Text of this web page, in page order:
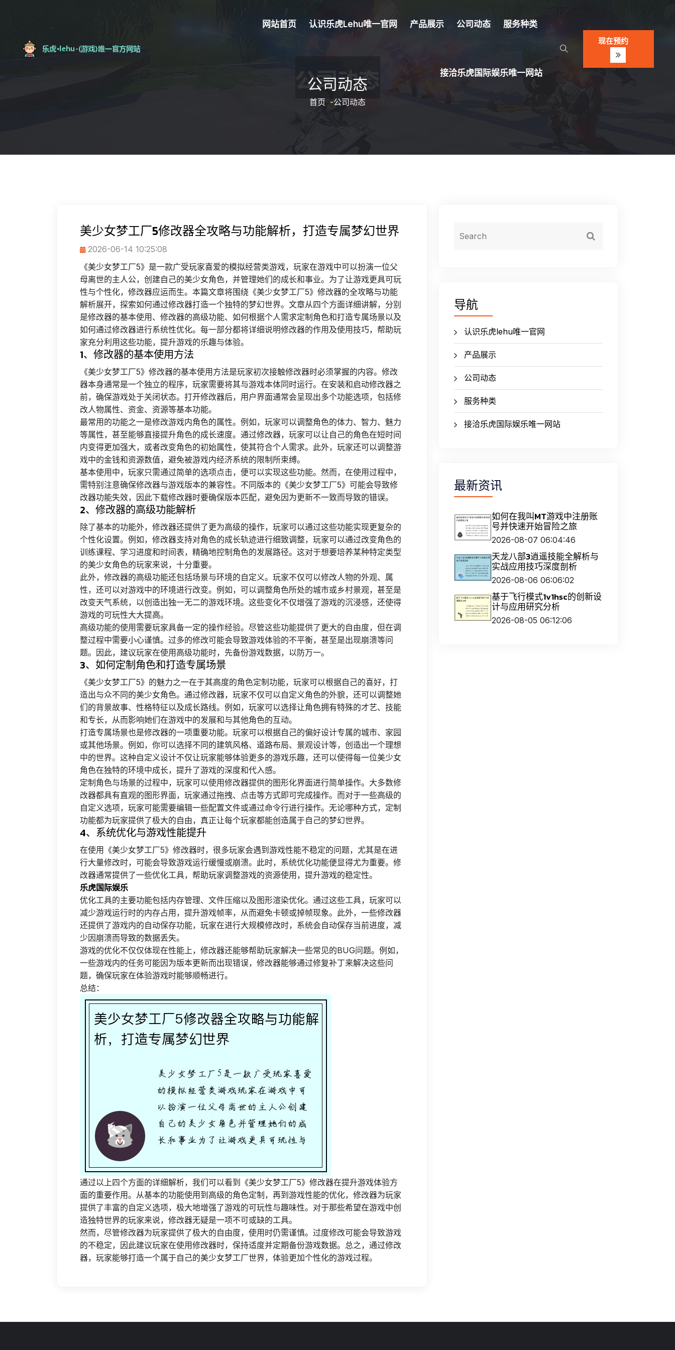
网站首页 认识乐虎lehu唯一官网 产品展示 公司动态 服务种类
接洽乐虎国际娱乐唯一网站
现在预约
公司动态
首页 -公司动态
美少女梦工厂5修改器全攻略与功能解析，打造专属梦幻世界
2026-06-14 10:25:08
《美少女梦工厂5》是一款广受玩家喜爱的模拟经营类游戏，玩家在游戏中可以扮演一位父
母离世的主人公，创建自己的美少女角色，并管理她们的成长和事业。为了让游戏更具可玩
性与个性化，修改器应运而生。本篇文章将围绕《美少女梦工厂5》修改器的全攻略与功能
解析展开，探索如何通过修改器打造一个独特的梦幻世界。文章从四个方面详细讲解，分别
是修改器的基本使用、修改器的高级功能、如何根据个人需求定制角色和打造专属场景以及
如何通过修改器进行系统性优化。每一部分都将详细说明修改器的作用及使用技巧，帮助玩
家充分利用这些功能，提升游戏的乐趣与体验。
1、修改器的基本使用方法
《美少女梦工厂5》修改器的基本使用方法是玩家初次接触修改器时必须掌握的内容。修改
器本身通常是一个独立的程序，玩家需要将其与游戏本体同时运行。在安装和启动修改器之
前，确保游戏处于关闭状态。打开修改器后，用户界面通常会呈现出多个功能选项，包括修
改人物属性、资金、资源等基本功能。
最常用的功能之一是修改游戏内角色的属性。例如，玩家可以调整角色的体力、智力、魅力
等属性，甚至能够直接提升角色的成长速度。通过修改器，玩家可以让自己的角色在短时间
内变得更加强大，或者改变角色的初始属性，使其符合个人需求。此外，玩家还可以调整游
戏中的金钱和资源数值，避免被游戏内经济系统的限制所束缚。
基本使用中，玩家只需通过简单的选项点击，便可以实现这些功能。然而，在使用过程中，
需特别注意确保修改器与游戏版本的兼容性。不同版本的《美少女梦工厂5》可能会导致修
改器功能失效，因此下载修改器时要确保版本匹配，避免因为更新不一致而导致的错误。
2、修改器的高级功能解析
除了基本的功能外，修改器还提供了更为高级的操作，玩家可以通过这些功能实现更复杂的
个性化设置。例如，修改器支持对角色的成长轨迹进行细致调整，玩家可以通过改变角色的
训练课程、学习进度和时间表，精确地控制角色的发展路径。这对于想要培养某种特定类型
的美少女角色的玩家来说，十分重要。
此外，修改器的高级功能还包括场景与环境的自定义。玩家不仅可以修改人物的外观、属
性，还可以对游戏中的环境进行改变。例如，可以调整角色所处的城市或乡村景观，甚至是
改变天气系统，以创造出独一无二的游戏环境。这些变化不仅增强了游戏的沉浸感，还使得
游戏的可玩性大大提高。
高级功能的使用需要玩家具备一定的操作经验。尽管这些功能提供了更大的自由度，但在调
整过程中需要小心谨慎。过多的修改可能会导致游戏体验的不平衡，甚至是出现崩溃等问
题。因此，建议玩家在使用高级功能时，先备份游戏数据，以防万一。
3、如何定制角色和打造专属场景
《美少女梦工厂5》的魅力之一在于其高度的角色定制功能，玩家可以根据自己的喜好，打
造出与众不同的美少女角色。通过修改器，玩家不仅可以自定义角色的外貌，还可以调整她
们的背景故事、性格特征以及成长路线。例如，玩家可以选择让角色拥有特殊的才艺、技能
和专长，从而影响她们在游戏中的发展和与其他角色的互动。
打造专属场景也是修改器的一项重要功能。玩家可以根据自己的偏好设计专属的城市、家园
或其他场景。例如，你可以选择不同的建筑风格、道路布局、景观设计等，创造出一个理想
中的世界。这种自定义设计不仅让玩家能够体验更多的游戏乐趣，还可以使得每一位美少女
角色在独特的环境中成长，提升了游戏的深度和代入感。
定制角色与场景的过程中，玩家可以使用修改器提供的图形化界面进行简单操作。大多数修
改器都具有直观的图形界面，玩家通过拖拽、点击等方式即可完成操作。而对于一些高级的
自定义选项，玩家可能需要编辑一些配置文件或通过命令行进行操作。无论哪种方式，定制
功能都为玩家提供了极大的自由，真正让每个玩家都能创造属于自己的梦幻世界。
4、系统优化与游戏性能提升
在使用《美少女梦工厂5》修改器时，很多玩家会遇到游戏性能不稳定的问题，尤其是在进
行大量修改时，可能会导致游戏运行缓慢或崩溃。此时，系统优化功能便显得尤为重要。修
改器通常提供了一些优化工具，帮助玩家调整游戏的资源使用，提升游戏的稳定性。
乐虎国际娱乐
优化工具的主要功能包括内存管理、文件压缩以及图形渲染优化。通过这些工具，玩家可以
减少游戏运行时的内存占用，提升游戏帧率，从而避免卡顿或掉帧现象。此外，一些修改器
还提供了游戏内的自动保存功能，玩家在进行大规模修改时，系统会自动保存当前进度，减
少因崩溃而导致的数据丢失。
游戏的优化不仅仅体现在性能上，修改器还能够帮助玩家解决一些常见的BUG问题。例如，
一些游戏内的任务可能因为版本更新而出现错误，修改器能够通过修复补丁来解决这些问
题，确保玩家在体验游戏时能够顺畅进行。
总结：
通过以上四个方面的详细解析，我们可以看到《美少女梦工厂5》修改器在提升游戏体验方
面的重要作用。从基本的功能使用到高级的角色定制，再到游戏性能的优化，修改器为玩家
提供了丰富的自定义选项，极大地增强了游戏的可玩性与趣味性。对于那些希望在游戏中创
造独特世界的玩家来说，修改器无疑是一项不可或缺的工具。
然而，尽管修改器为玩家提供了极大的自由度，使用时仍需谨慎。过度修改可能会导致游戏
的不稳定，因此建议玩家在使用修改器时，保持适度并定期备份游戏数据。总之，通过修改
器，玩家能够打造一个属于自己的美少女梦工厂世界，体验更加个性化的游戏过程。
导航
认识乐虎lehu唯一官网
产品展示
公司动态
服务种类
接洽乐虎国际娱乐唯一网站
最新资讯
如何在我叫MT游戏中注册账
号并快速开始冒险之旅
2026-08-07 06:04:46
天龙八部3逍遥技能全解析与
实战应用技巧深度剖析
2026-08-06 06:06:02
基于飞行模式1v1hsc的创新设
计与应用研究分析
2026-08-05 06:12:06